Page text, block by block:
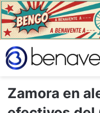
Zamora en